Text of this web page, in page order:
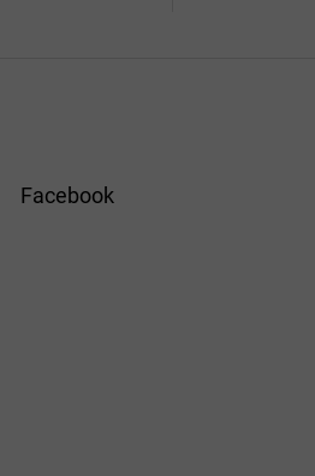
Facebook